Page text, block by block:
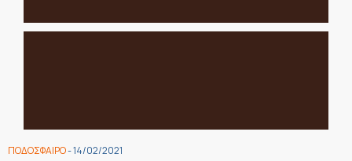
ΠΟΔΟΣΦΑΙΡΟ- 14/02/2021